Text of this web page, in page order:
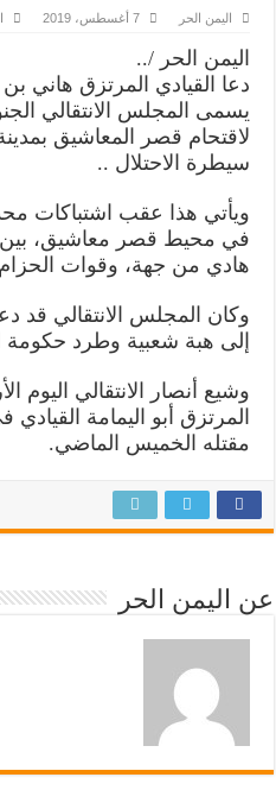
اليمن الحر 7 أغسطس، 2019
اليمن الحر /..
دعا القيادي المرتزق هاني
يسمى المجلس الانتقالي
لاقتحام قصر المعاشيق
سيطرة الاحتلال ..
ويأتي هذا عقب اشتباكات
في محيط قصر معاشيق، بين
هادي من جهة، وقوات
وكان المجلس الانتقالي قد
إلى هبة شعبية وطرد
وشيع أنصار الانتقالي اليوم
المرتزق أبو اليمامة القيادي
مقتله الخميس الماضي.
عن اليمن الحر